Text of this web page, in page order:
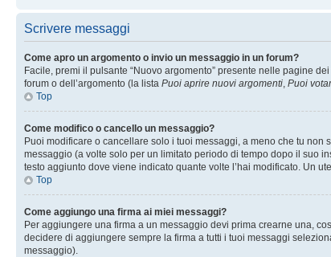
Scrivere messaggi
Come apro un argomento o invio un messaggio in un forum?
Facile, premi il pulsante “Nuovo argomento” presente nelle pagine
forum o dell’argomento (la lista Puoi aprire nuovi argomenti, Puoi
Top
Come modifico o cancello un messaggio?
Puoi modificare o cancellare solo i tuoi messaggi, a meno che tu
messaggio (a volte solo per un limitato periodo di tempo dopo il suo
testo aggiunto dove viene indicato quante volte l’hai modificato. Un
Top
Come aggiungo una firma ai miei messaggi?
Per aggiungere una firma a un messaggio devi prima crearne una,
decidere di aggiungere sempre la firma a tutti i tuoi messaggi
messaggio).